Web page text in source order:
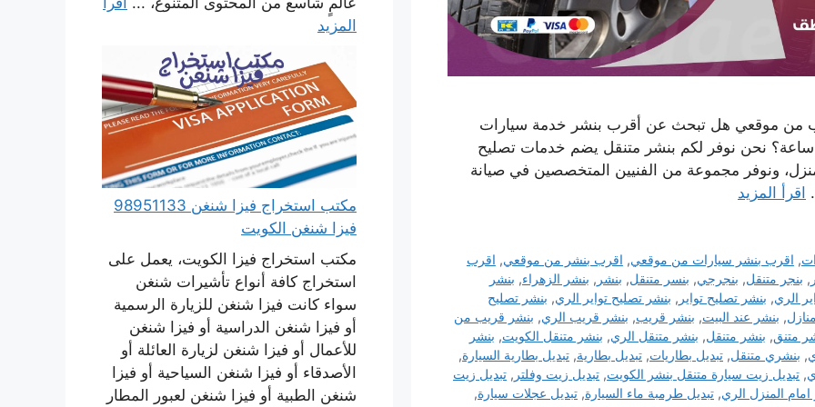
من موقعي هل تبحث عن أقرب بنشر خدمة سيارات
متنقلة بالري يصل اليك اينما كنت وعلى مدار 24 ساعة؟ نحن نوفر لكم بنشر متنقل يضم خدمات تصليح
ونوفر مجموعة من الفنيين المتخصصين في صيانة
اقرأ المزيد
, اقرب بنشر سيارات من موقعي, اقرب بنشر من موقعي, اقرب
, بنجر متنقل, بنجرجي, بنسر متنقل, بنشر , بنشر الزهراء, بنشر
الري, بنشر تصليح تواير , بنشر تصليح تواير الري, بنشر تصليح
, بنشر عند البيت, بنشر قريب, بنشر قريب الري, بنشر قريب من
متنق, بنشر متنقل, بنشر متنقل الري, بنشر متنقل الكويت, بنشر
, بنشري متنقل, تبديل بطاريات, تبديل بطارية, تبديل بطارية السيارة,
, تبديل زيت سيارة متنقل بنشر الكويت, تبديل زيت وفلتر , تبديل زيت
المنزل الري, تبديل طرمبة ماء السيارة, تبديل عجلات سيارة,
المزيد
مكتب استخراج فيزا شنغن 98951133
فيزا شنغن الكويت
مكتب استخراج فيزا الكويت، يعمل على
استخراج كافة أنواع تأشيرات شنغن
سواء كانت فيزا شنغن للزيارة الرسمية
أو فيزا شنغن الدراسية أو فيزا شنغن
للأعمال أو فيزا شنغن لزيارة العائلة أو
الأصدقاء أو فيزا شنغن السياحية أو فيزا
شنغن الطبية أو فيزا شنغن لعبور المطار